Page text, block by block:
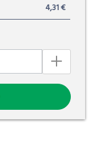
4,31 €